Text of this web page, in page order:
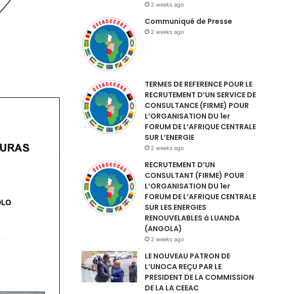
2 weeks ago
Communiqué de Presse
2 weeks ago
TERMES DE REFERENCE POUR LE
RECRUTEMENT D’UN SERVICE DE
CONSULTANCE (FIRME) POUR
L’ORGANISATION DU 1er
FORUM DE L’AFRIQUE CENTRALE
SUR L’ENERGIE
2 weeks ago
RECRUTEMENT D’UN
CONSULTANT (FIRME) POUR
L’ORGANISATION DU 1er
FORUM DE L’AFRIQUE CENTRALE
SUR LES ENERGIES
RENOUVELABLES à LUANDA
(ANGOLA)
2 weeks ago
LE NOUVEAU PATRON DE
L’UNOCA REÇU PAR LE
PRESIDENT DE LA COMMISSION
DE LA LA CEEAC